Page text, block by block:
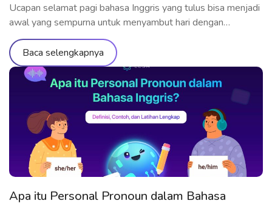
Ucapan selamat pagi bahasa Inggris yang tulus bisa menjadi
awal yang sempurna untuk menyambut hari dengan
semangat. Sedang mencari ucapan selamat pagi dalam
bahasa Inggris yang lebih bervariasi dan bermakna? Mulai
dari ucapan selamat pagi bahasa Inggris singkat, gaul, hingga
ucapan manis untuk orang spesial – semuanya akan kamu
temukan di artikel ini. Tak hanya […]
Baca selengkapnya
Apa itu Personal Pronoun dalam Bahasa